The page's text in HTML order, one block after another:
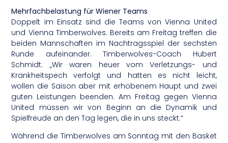
Mehrfachbelastung für Wiener Teams
Doppelt im Einsatz sind die Teams von Vienna United
und Vienna Timberwolves. Bereits am Freitag treffen die
beiden Mannschaften im Nachtragsspiel der sechsten
Runde aufeinander. Timberwolves-Coach Hubert
Schmidt: „Wir waren heuer vom Verletzungs- und
Krankheitspech verfolgt und hatten es nicht leicht,
wollen die Saison aber mit erhobenem Haupt und zwei
guten Leistungen beenden. Am Freitag gegen Vienna
United müssen wir von Beginn an die Dynamik und
Spielfreude an den Tag legen, die in uns steckt.“
Während die Timberwolves am Sonntag mit den Basket